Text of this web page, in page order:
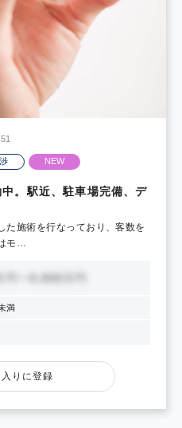
NEW
。駅近、駐車場完備、デ
た施術を行なっており、客数を
モ…
満
りに登録